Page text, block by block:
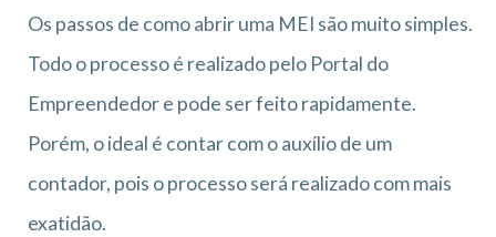
Os passos de como abrir uma MEI são muito simples.
Todo o processo é realizado pelo Portal do
Empreendedor e pode ser feito rapidamente.
Porém, o ideal é contar com o auxílio de um
contador, pois o processo será realizado com mais
exatidão.